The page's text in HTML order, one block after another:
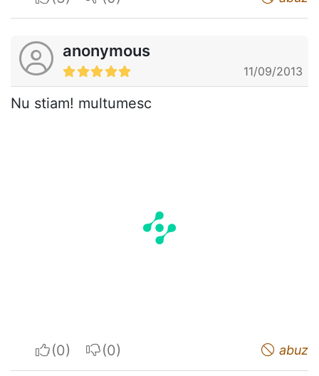
anonymous
11/09/2013
Nu stiam! multumesc
I apreciateI do not appreciate abuz